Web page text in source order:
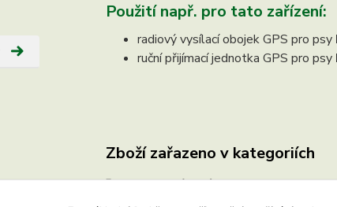
Použití např. pro tato zařízení:
radiový vysílací obojek GPS pro psy
ruční přijímací jednotka GPS pro psy
Zboží zařazeno v kategoriích
Již nedodávané produkty